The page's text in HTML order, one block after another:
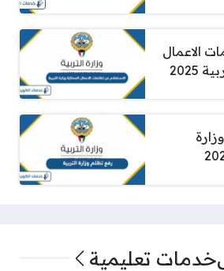
الاعمال
2025
خدمات تعليمية